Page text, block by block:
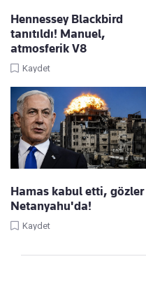
Hennessey Blackbird
tanıtıldı! Manuel,
atmosferik V8
Kaydet
Hamas kabul etti, gözler
Netanyahu'da!
Kaydet